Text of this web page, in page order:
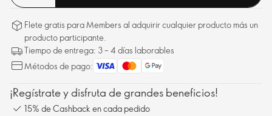
Flete gratis para Members al adquirir cualquier producto más un
producto participante.
Tiempo de entrega: 3 – 4 días laborables
Métodos de pago:
¡Regístrate y disfruta de grandes beneficios!
15% de Cashback en cada pedido